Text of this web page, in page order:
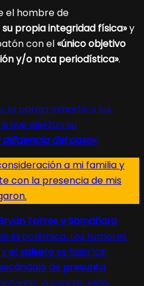
el hombre de
propia integridad física»y
conel«único objetivo
y/o nota periodística».
la pareja exhortó a los
que ejerzan su
del caso».
a mi familia y
con la presencia de mis
Torres y Samahara
la polémica. Los rumores
y elsalserose habrían
de presunta
lo cual no está